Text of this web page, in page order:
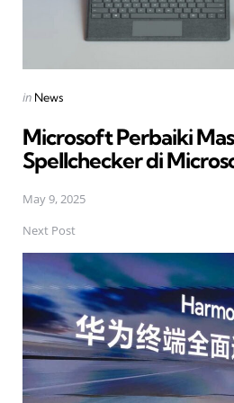
Posted
in News
Microsoft Perbaiki
Spellchecker di
May 9, 2025
Next Post